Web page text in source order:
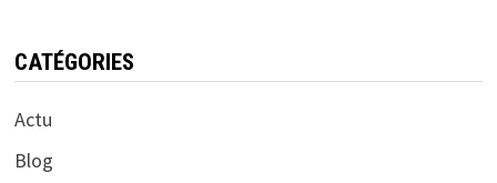
CATÉGORIES
Actu
Blog